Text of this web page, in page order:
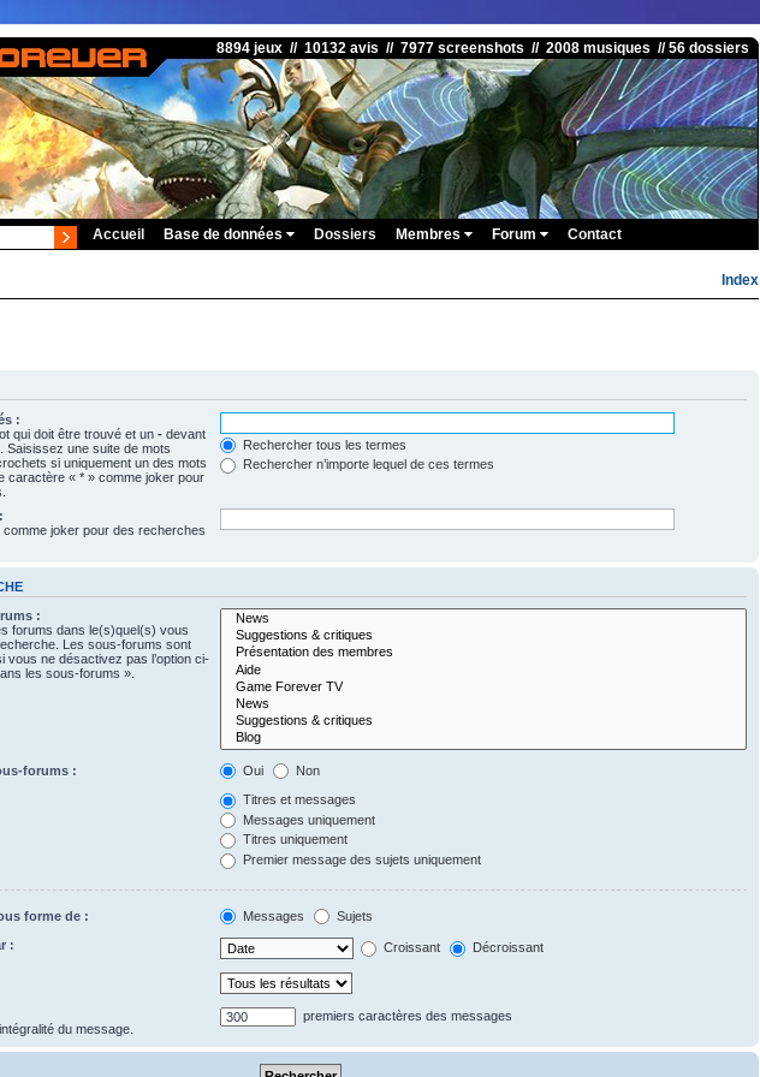
8894 jeux // 10132 avis // 7977 screenshots // 2008 musiques // 56 dossiers
Accueil Base de données Dossiers Membres Forum Contact
Index
:
qui doit être trouvé et un - devant
Saisissez une suite de mots
si uniquement un des mots
caractère « * » comme joker pour
Rechercher tous les termes
Rechercher n’importe lequel de ces termes
joker pour des recherches
:
forums dans le(s)quel(s) vous
Les sous-forums sont
vous ne désactivez pas l’option ci-
les sous-forums ».
forums : Oui Non
Titres et messages
Messages uniquement
Titres uniquement
Premier message des sujets uniquement
forme de : Messages Sujets
: Croissant Décroissant
du message.
premiers caractères des messages